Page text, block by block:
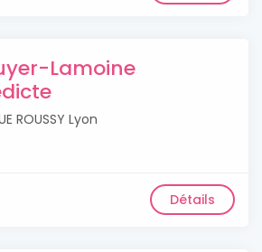
Lamoine
ROUSSY Lyon
Détails